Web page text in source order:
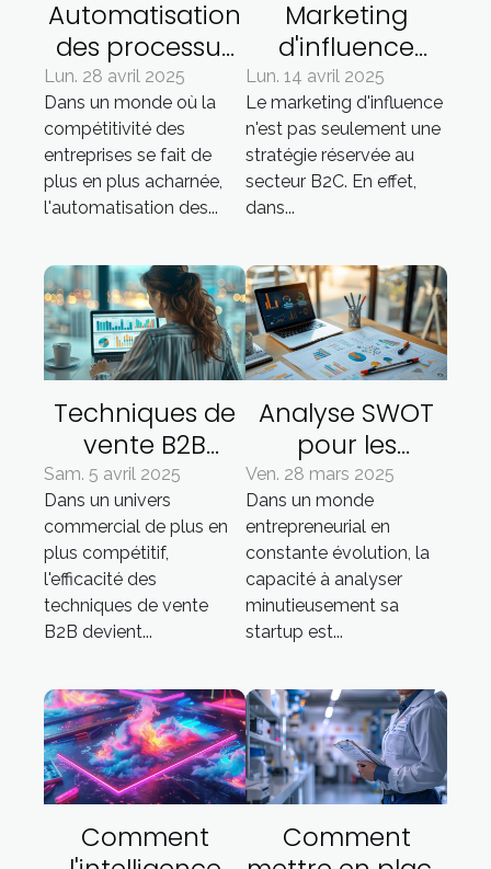
Automatisation
des processus
d'affaires -
Outils sous-
estimés pour
une efficacité
accrue
Lun. 28 avril 2025
Dans un monde où la
compétitivité des
entreprises se fait de
plus en plus acharnée,
l'automatisation des...
Marketing
d'influence
pour les
marques B2B
stratégies et
plateformes
émergentes
Lun. 14 avril 2025
Le marketing d'influence
n'est pas seulement une
stratégie réservée au
secteur B2C. En effet,
dans...
Techniques de
vente B2B
comment
personnaliser
votre approche
pour des
résultats
optimaux
Sam. 5 avril 2025
Dans un univers
commercial de plus en
plus compétitif,
l'efficacité des
techniques de vente
B2B devient...
Analyse SWOT
pour les
startups étape
par étape
Ven. 28 mars 2025
Dans un monde
entrepreneurial en
constante évolution, la
capacité à analyser
minutieusement sa
startup est...
Comment
Comment